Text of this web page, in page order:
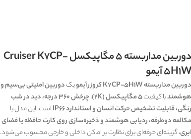
دوربین مداربسته 5 مگاپیکسل Cruiser K7CP-
5H1W آیمو
دوربین مداربسته K7CP-5H1W کروزر آیمو یکدوربین امنیتی بی‌سیم و
هوشمندبا کیفیت5 مگاپیکسل (2K) ،
چرخش 360 درجه، دید در شب
رنگی، قابلیت تشخیص حرکت انسان و استاندارد IP66
است. این مدل با
مکالمه دوطرفه، ردیابی هوشمند و ذخیره‌سازی روی کارت حافظه یا فضای
ابری، گزینه‌ای حرفه‌ای برای نظارت بر اماکن داخلی و خارجی محسوب می‌شود.